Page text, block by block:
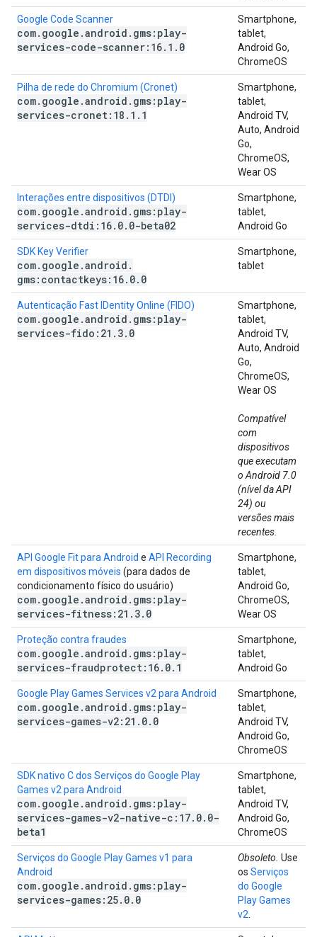
Google Code Scanner
com. google .android . gms:play-
services-code-scanner:16. 1 . 0
Smartphone,
tablet,
Android Go,
ChromeOS
Pilha de rede do Chromium (Cronet)
com. google .android . gms:play-
services-cronet:18 . 1 . 1
Smartphone,
tablet,
Android TV,
Auto, Android
Go,
ChromeOS,
Wear OS
Interações entre dispositivos (DTDI)
com. google .android . gms:play-
services-dtdi:16. 0. 0-beta02
Smartphone,
tablet,
Android Go
SDK Key Verifier
com. google .android .
gms:contactkeys:16. 0. 0
Smartphone,
tablet
Autenticação Fast IDentity Online (FIDO)
com. google .android . gms:play-
services-fido:21 . 3. 0
Smartphone,
tablet,
Android TV,
Auto, Android
Go,
ChromeOS,
Wear OS
Compatível
com
dispositivos
que executam
o Android 7.0
(nível da API
24) ou
versões mais
recentes.
API Google Fit para Android e API Recording
em dispositivos móveis (para dados de
condicionamento físico do usuário)
com. google .android . gms:play-
services-fitness:21 . 3. 0
Smartphone,
tablet,
Android Go,
ChromeOS,
Wear OS
Proteção contra fraudes
com. google .android . gms:play-
services-fraudprotect:16. 0. 1
Smartphone,
tablet,
Android Go
Google Play Games Services v2 para Android
com. google .android . gms:play-
services-games-v2:21 . 0. 0
Smartphone,
tablet,
Android TV,
Android Go,
ChromeOS
SDK nativo C dos Serviços do Google Play
Games v2 para Android
com. google .android . gms:play-
services-games-v2-native-c:17. 0. 0-
beta1
Smartphone,
tablet,
Android TV,
Android Go,
ChromeOS
Serviços do Google Play Games v1 para
Android
com. google .android . gms:play-
services-games:25. 0. 0
Obsoleto. Use
os Serviços
do Google
Play Games
v2